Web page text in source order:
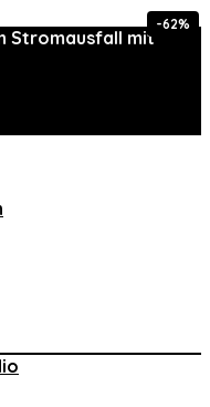
Stromausfall mit
-62%